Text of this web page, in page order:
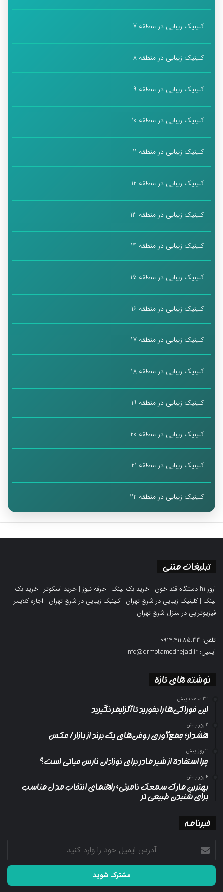
خنده می‌گوید: «دیدید گفتم؟ اینجا جز آن که جان بسپاریم چاره
نیست!»
کلینیک زیبایی در منطقه 7
کلینیک زیبایی در منطقه 8
کلینیک زیبایی در منطقه 9
کلینیک زیبایی در منطقه 10
کلینیک زیبایی در منطقه 11
کلینیک زیبایی در منطقه 12
کلینیک زیبایی در منطقه 13
کلینیک زیبایی در منطقه 14
کلینیک زیبایی در منطقه 15
کلینیک زیبایی در منطقه 16
کلینیک زیبایی در منطقه 17
کلینیک زیبایی در منطقه 18
کلینیک زیبایی در منطقه 19
کلینیک زیبایی در منطقه 20
کلینیک زیبایی در منطقه 21
کلینیک زیبایی در منطقه 22
تبلیغات متنی
ارور h1 دستگاه قند خون | خرید بک لینک | حرفه نیوز | خرید اسکوتر | خرید بک
لینک |کلینیک زیبایی در شرق تهران |کلینیک زیبایی در شرق تهران | اجاره کلایمر |
فیزیوتراپی در منزل شرق تهران |
تلفن: 0914.411.85.33
ایمیل: info@drmotamednejad.ir
نوشته های تازه
23 ساعت پیش
این خوراکی‌ها را بخورید تا آلزایمر نگیرید
2 روز پیش
هشدار؛ جمع‌آوری روغن‌های یک برند از بازار/ عکس
3 روز پیش
چرا استفاده از شیر مادر برای نوزادان نارس حیاتی است؟
4 روز پیش
بهترین مارک سمعک نامرئی؛ راهنمای انتخاب مدل مناسب
برای شنیدن طبیعی تر
خبرنامه
آدرس
ایمیل
خود
وارد